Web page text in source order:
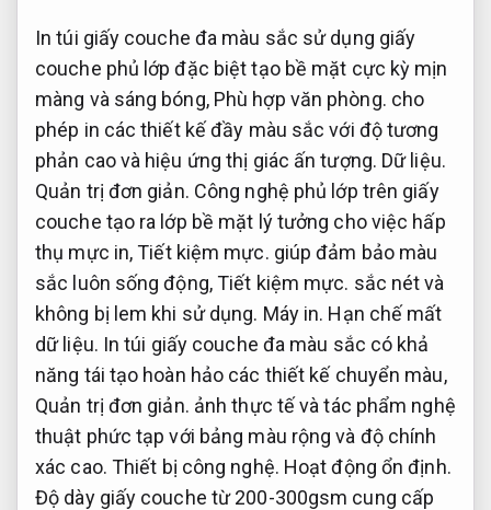
In túi giấy couche đa màu sắc sử dụng giấy
couche phủ lớp đặc biệt tạo bề mặt cực kỳ mịn
màng và sáng bóng, Phù hợp văn phòng. cho
phép in các thiết kế đầy màu sắc với độ tương
phản cao và hiệu ứng thị giác ấn tượng. Dữ liệu.
Quản trị đơn giản. Công nghệ phủ lớp trên giấy
couche tạo ra lớp bề mặt lý tưởng cho việc hấp
thụ mực in,Tiết kiệm mực. giúp đảm bảo màu
sắc luôn sống động,Tiết kiệm mực. sắc nét và
không bị lem khi sử dụng. Máy in. Hạn chế mất
dữ liệu. In túi giấy couche đa màu sắc có khả
năng tái tạo hoàn hảo các thiết kế chuyển màu,
Quản trị đơn giản. ảnh thực tế và tác phẩm nghệ
thuật phức tạp với bảng màu rộng và độ chính
xác cao. Thiết bị công nghệ. Hoạt động ổn định.
Độ dày giấy couche từ 200-300gsm cung cấp